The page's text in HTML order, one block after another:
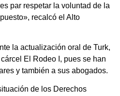
par respetar la voluntad de la
recalcó el Alto
la actualización oral de Turk,
El Rodeo I, pues se han
y también a sus abogados.
de los Derechos